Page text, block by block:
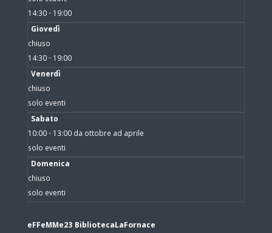
14:30 - 19:00
Giovedì
chiuso
14:30 - 19:00
Venerdì
chiuso
solo eventi
Sabato
10:00 - 13:00 da ottobre ad aprile
solo eventi
Domenica
chiuso
solo eventi
eFFeMMe23 BibliotecaLaFornace